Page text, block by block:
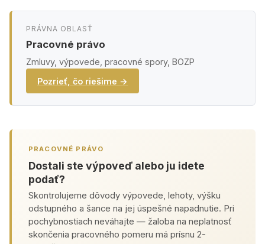
PRÁVNA OBLASŤ
Pracovné právo
Zmluvy, výpovede, pracovné spory, BOZP
Pozrieť, čo riešime →
PRACOVNÉ PRÁVO
Dostali ste výpoveď alebo ju idete
podať?
Skontrolujeme dôvody výpovede, lehoty, výšku
odstupného a šance na jej úspešné napadnutie. Pri
pochybnostiach neváhajte — žaloba na neplatnosť
skončenia pracovného pomeru má prísnu 2-